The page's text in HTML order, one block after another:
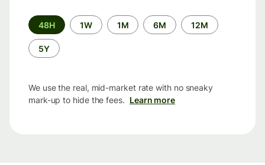
Time
period
48H 1W 1M 6M 12M
5Y
We use the real, mid-market rate with no sneaky
mark-up to hide the fees. Learn more